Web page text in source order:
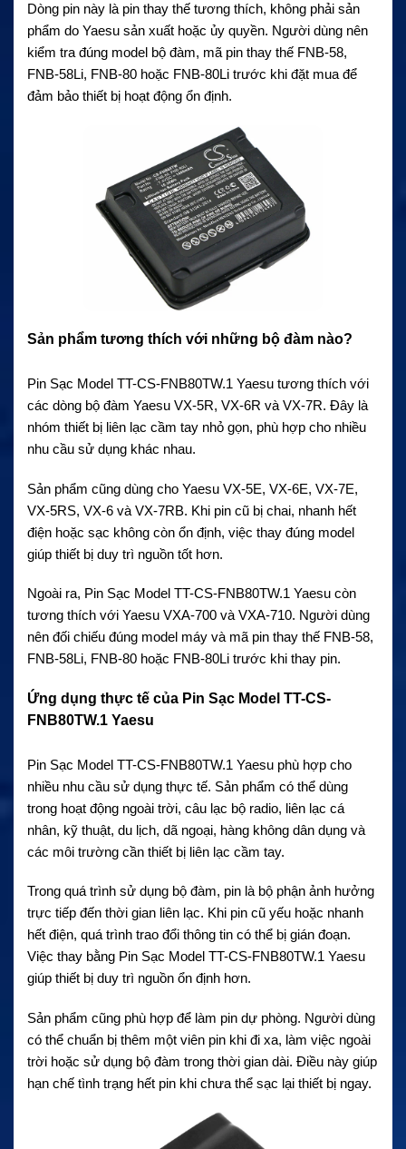
Dòng pin này là pin thay thế tương thích, không phải sản
phẩm do Yaesu sản xuất hoặc ủy quyền. Người dùng nên
kiểm tra đúng model bộ đàm, mã pin thay thế FNB-58,
FNB-58Li, FNB-80 hoặc FNB-80Li trước khi đặt mua để
đảm bảo thiết bị hoạt động ổn định.
Sản phẩm tương thích với những bộ đàm nào?
Pin Sạc Model TT-CS-FNB80TW.1 Yaesu tương thích với
các dòng bộ đàm Yaesu VX-5R, VX-6R và VX-7R. Đây là
nhóm thiết bị liên lạc cầm tay nhỏ gọn, phù hợp cho nhiều
nhu cầu sử dụng khác nhau.
Sản phẩm cũng dùng cho Yaesu VX-5E, VX-6E, VX-7E,
VX-5RS, VX-6 và VX-7RB. Khi pin cũ bị chai, nhanh hết
điện hoặc sạc không còn ổn định, việc thay đúng model
giúp thiết bị duy trì nguồn tốt hơn.
Ngoài ra, Pin Sạc Model TT-CS-FNB80TW.1 Yaesu còn
tương thích với Yaesu VXA-700 và VXA-710. Người dùng
nên đối chiếu đúng model máy và mã pin thay thế FNB-58,
FNB-58Li, FNB-80 hoặc FNB-80Li trước khi thay pin.
Ứng dụng thực tế của Pin Sạc Model TT-CS-
FNB80TW.1 Yaesu
Pin Sạc Model TT-CS-FNB80TW.1 Yaesu phù hợp cho
nhiều nhu cầu sử dụng thực tế. Sản phẩm có thể dùng
trong hoạt động ngoài trời, câu lạc bộ radio, liên lạc cá
nhân, kỹ thuật, du lịch, dã ngoại, hàng không dân dụng và
các môi trường cần thiết bị liên lạc cầm tay.
Trong quá trình sử dụng bộ đàm, pin là bộ phận ảnh hưởng
trực tiếp đến thời gian liên lạc. Khi pin cũ yếu hoặc nhanh
hết điện, quá trình trao đổi thông tin có thể bị gián đoạn.
Việc thay bằng Pin Sạc Model TT-CS-FNB80TW.1 Yaesu
giúp thiết bị duy trì nguồn ổn định hơn.
Sản phẩm cũng phù hợp để làm pin dự phòng. Người dùng
có thể chuẩn bị thêm một viên pin khi đi xa, làm việc ngoài
trời hoặc sử dụng bộ đàm trong thời gian dài. Điều này giúp
hạn chế tình trạng hết pin khi chưa thể sạc lại thiết bị ngay.